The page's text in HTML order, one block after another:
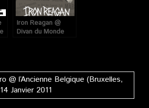
Iron Reagan @
Divan du Monde
@ l’Ancienne Belgique (Bruxelles,
Janvier 2011